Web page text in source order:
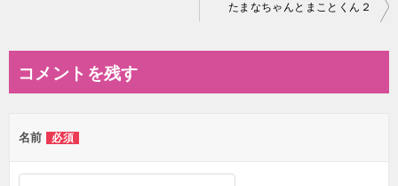
ビ
ー
シ
たまなちゃんとまことくん２
コメントを残す
名前 必須